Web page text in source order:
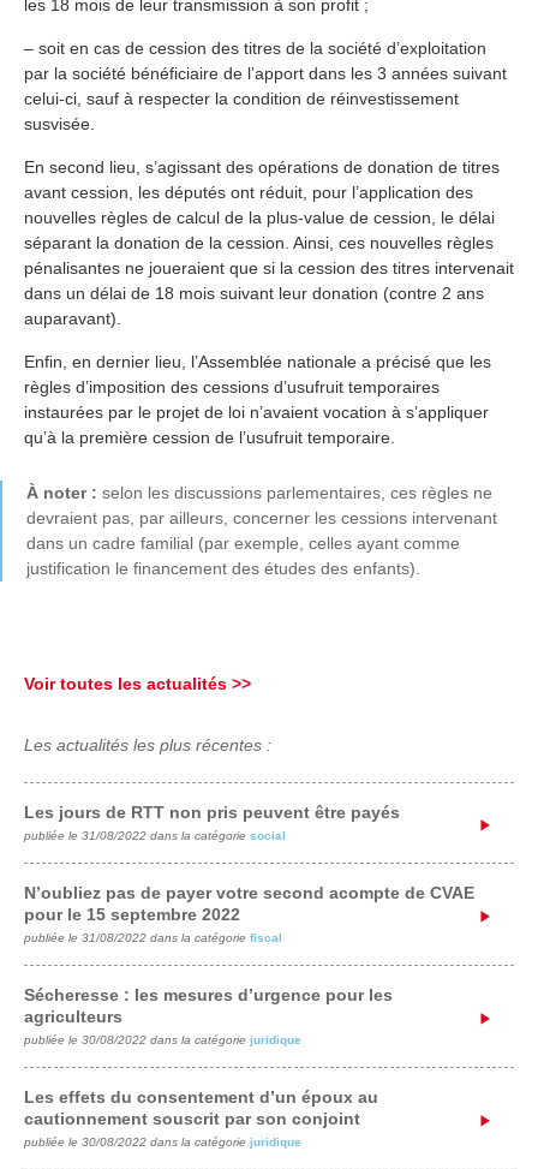
les 18 mois de leur transmission à son profit ;
– soit en cas de cession des titres de la société d’exploitation
par la société bénéficiaire de l’apport dans les 3 années suivant
celui-ci, sauf à respecter la condition de réinvestissement
susvisée.
En second lieu, s’agissant des opérations de donation de titres
avant cession, les députés ont réduit, pour l’application des
nouvelles règles de calcul de la plus-value de cession, le délai
séparant la donation de la cession. Ainsi, ces nouvelles règles
pénalisantes ne joueraient que si la cession des titres intervenait
dans un délai de 18 mois suivant leur donation (contre 2 ans
auparavant).
Enfin, en dernier lieu, l’Assemblée nationale a précisé que les
règles d’imposition des cessions d’usufruit temporaires
instaurées par le projet de loi n’avaient vocation à s’appliquer
qu’à la première cession de l’usufruit temporaire.
À noter : selon les discussions parlementaires, ces règles ne
devraient pas, par ailleurs, concerner les cessions intervenant
dans un cadre familial (par exemple, celles ayant comme
justification le financement des études des enfants).
Voir toutes les actualités >>
Les actualités les plus récentes :
Les jours de RTT non pris peuvent être payés
publiée le 31/08/2022 dans la catégorie social
N’oubliez pas de payer votre second acompte de CVAE
pour le 15 septembre 2022
publiée le 31/08/2022 dans la catégorie fiscal
Sécheresse : les mesures d’urgence pour les
agriculteurs
publiée le 30/08/2022 dans la catégorie juridique
Les effets du consentement d’un époux au
cautionnement souscrit par son conjoint
publiée le 30/08/2022 dans la catégorie juridique